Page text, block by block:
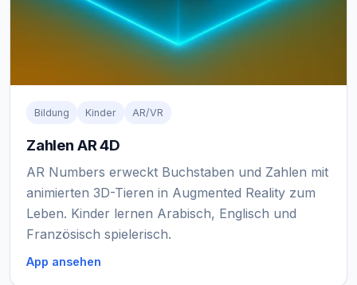
Bildung Kinder AR/VR
Zahlen AR 4D
AR Numbers erweckt Buchstaben und Zahlen mit
animierten 3D-Tieren in Augmented Reality zum
Leben. Kinder lernen Arabisch, Englisch und
Französisch spielerisch.
App ansehen